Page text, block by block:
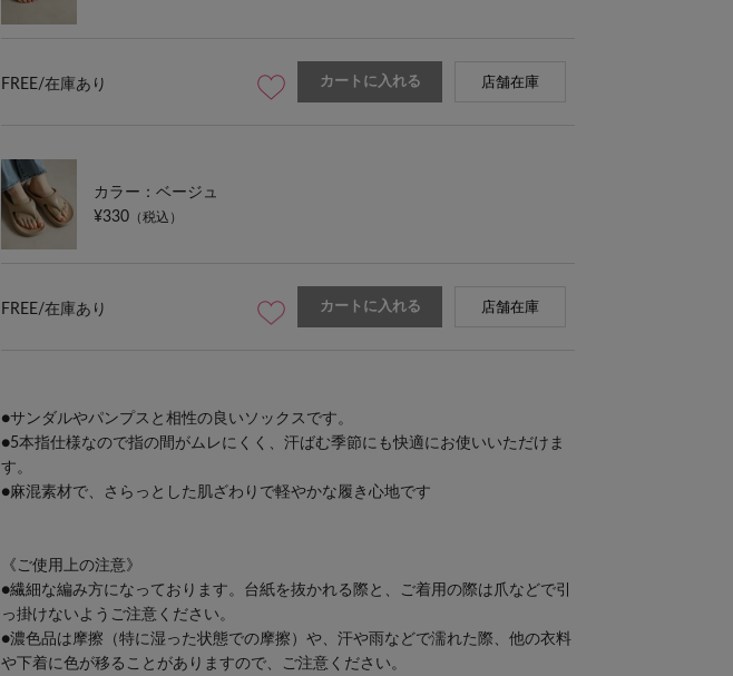
FREE/在庫あり カートに入れる 店舗在庫
カラー：ベージュ
¥330 （税込）
FREE/在庫あり カートに入れる 店舗在庫
●サンダルやパンプスと相性の良いソックスです。
●5本指仕様なので指の間がムレにくく、汗ばむ季節にも快適にお使いいただけま
す。
●麻混素材で、さらっとした肌ざわりで軽やかな履き心地です
《ご使用上の注意》
●繊細な編み方になっております。台紙を抜かれる際と、ご着用の際は爪などで引
っ掛けないようご注意ください。
●濃色品は摩擦（特に湿った状態での摩擦）や、汗や雨などで濡れた際、他の衣料
や下着に色が移ることがありますので、ご注意ください。